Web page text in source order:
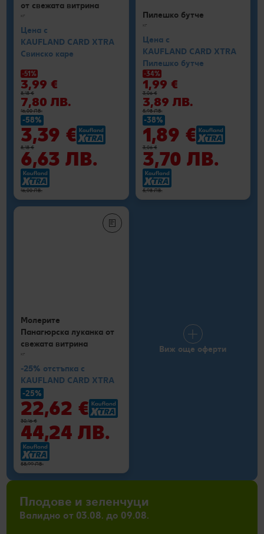
от свежата витрина
кг
Цена с
KAUFLAND CARD XTRA
Свинско каре
-51%
3,99 €
8,18 €
7,80 ЛВ.
16,00 ЛВ.
-58%
3,39 €
8,18 €
6,63 ЛВ.
16,00 ЛВ.
Пилешко бутче
кг
Цена с
KAUFLAND CARD XTRA
Пилешко бутче
-34%
1,99 €
3,06 €
3,89 ЛВ.
5,98 ЛВ.
-38%
1,89 €
3,06 €
3,70 ЛВ.
5,98 ЛВ.
Молерите
Панагюрска луканка от
свежата витрина
кг
-25% отстъпка с
KAUFLAND CARD XTRA
-25%
22,62 €
30,16 €
44,24 ЛВ.
58,99 ЛВ.
Виж още оферти
Плодове и зеленчуци
Валидно от 03.08. до 09.08.